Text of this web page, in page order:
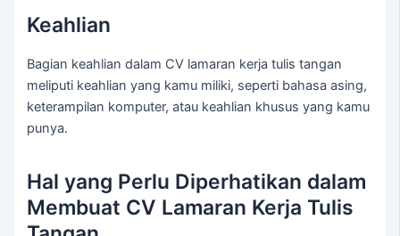
Keahlian
Bagian keahlian dalam CV lamaran kerja tulis tangan
meliputi keahlian yang kamu miliki, seperti bahasa asing,
keterampilan komputer, atau keahlian khusus yang kamu
punya.
Hal yang Perlu Diperhatikan dalam
Membuat CV Lamaran Kerja Tulis